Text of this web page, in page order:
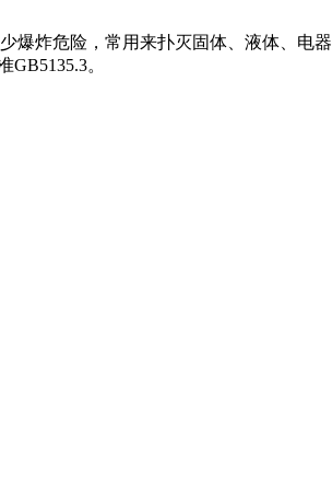
爆炸危险，常用来扑灭固体、液体、电
。